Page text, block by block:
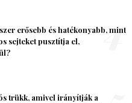
erősebb és hatékonyabb, mint
sejteket pusztítja el,
4
trükk, amivel irányítják a